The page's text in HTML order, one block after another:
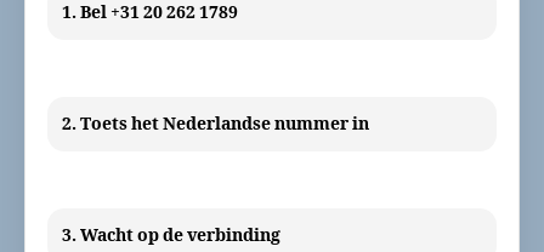
1. Bel +31 20 262 1789
2. Toets het Nederlandse nummer in
3. Wacht op de verbinding